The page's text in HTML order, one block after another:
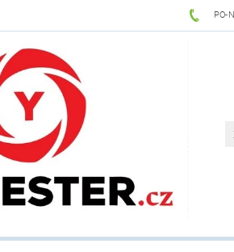
PO-